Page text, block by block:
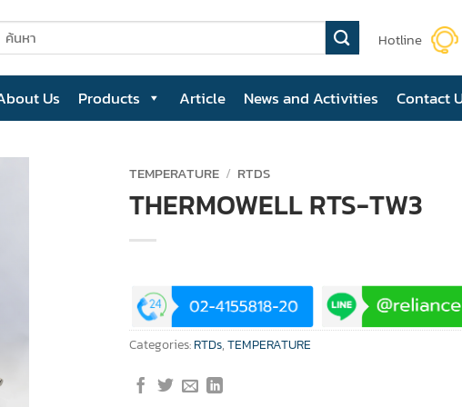
Search
for:
Hotline
Us Products Article News and Activities Contact
TEMPERATURE / RTDS
THERMOWELL RTS-TW3
Categories:RTDs,TEMPERATURE